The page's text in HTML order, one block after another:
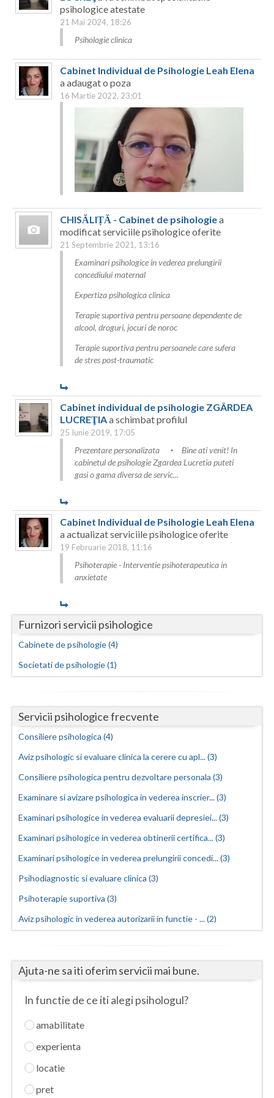
Botosani
Brasov
Bucuresti
Covasna
Hunedoara
Ialomita
Mehedinti
Mures
Prahova
Salaj
Satu-Mare
Suceava
Teleorman
Tulcea
Valcea
Vaslui
Evenimente
Cabinet
Membri
psihologice atestate
21 Mai 2024, 18:26
Psihologie clinica
Cabinet Individual de Psihologie Leah Elena
a adaugat o poza
16 Martie 2022, 23:01
CHISĂLIȚĂ - Cabinet de psihologiea
modificat serviciile psihologice oferite
21 Septembrie 2021, 13:16
Examinari psihologice in vederea prelungirii
concediului maternal
Expertiza psihologica clinica
Terapie suportiva pentru persoane dependente de
alcool, droguri, jocuri de noroc
Terapie suportiva pentru persoanele care sufera
de stres post-traumatic
Cabinet individual de psihologie ZGÂRDEA
LUCREŢIAa schimbat profilul
25 Iunie 2019, 17:05
Prezentare personalizata
Bine ati venit! In
cabinetul de psihologie Zgardea Lucretia puteti
gasi o gama diversa de servic...
Cabinet Individual de Psihologie Leah Elena
a actualizat serviciile psihologice oferite
19 Februarie 2018, 11:16
Psihoterapie - Interventie psihoterapeutica in
anxietate
Furnizori servicii psihologice
Cabinete de psihologie (4)
Societati de psihologie (1)
Servicii psihologice frecvente
Consiliere psihologica (4)
Aviz psihologic si evaluare clinica la cerere cu apl... (3)
Consiliere psihologica pentru dezvoltare personala (3)
Examinare si avizare psihologica in vederea inscrier... (3)
Examinari psihologice in vederea evaluarii depresiei... (3)
Examinari psihologice in vederea obtinerii certifica... (3)
Examinari psihologice in vederea prelungirii concedi... (3)
Psihodiagnostic si evaluare clinica (3)
Psihoterapie suportiva (3)
Aviz psihologic in vederea autorizarii in functie - ... (2)
Ajuta-ne sa iti oferim servicii mai bune.
In functie de ce iti alegi psihologul?
amabilitate
experienta
locatie
pret